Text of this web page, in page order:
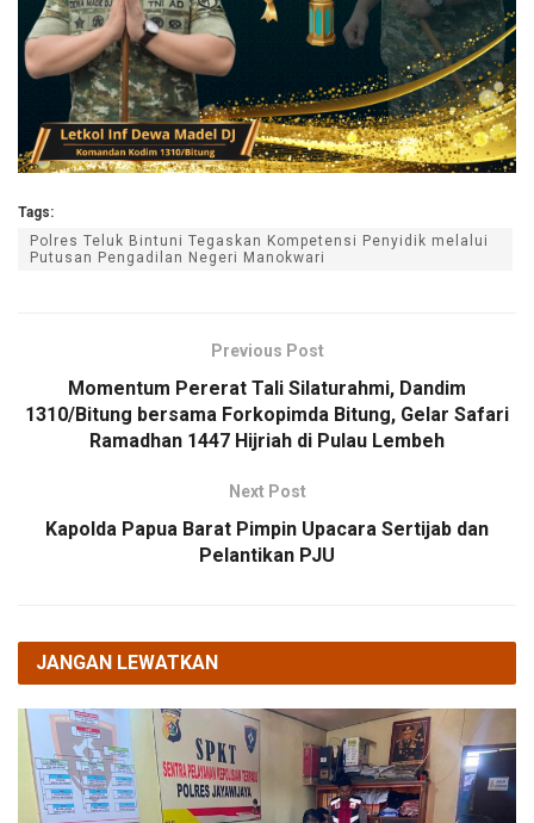
Tags:
Polres Teluk Bintuni Tegaskan Kompetensi Penyidik melalui
Putusan Pengadilan Negeri Manokwari
Previous Post
Momentum Pererat Tali Silaturahmi, Dandim
1310/Bitung bersama Forkopimda Bitung, Gelar Safari
Ramadhan 1447 Hijriah di Pulau Lembeh
Next Post
Kapolda Papua Barat Pimpin Upacara Sertijab dan
Pelantikan PJU
JANGAN LEWATKAN